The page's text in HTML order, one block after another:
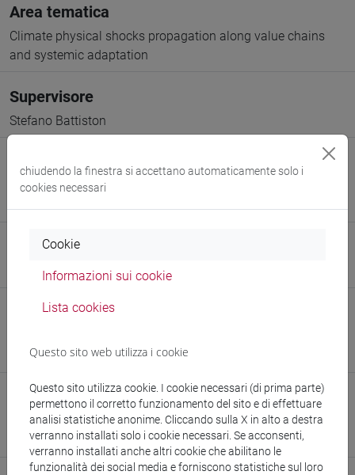
Area tematica
Climate physical shocks propagation along value chains
and systemic adaptation
Supervisore
Stefano Battiston
E-mail
giulio.bettio@unive.it
862495@stud.unive.it
Sito web
www.unive.it/persone/giulio.bettio
Struttura
Sito web struttura: https://www.unive.it/dais
Struttura
Dipartimento di Economia
Sito web struttura:https://www.unive.it/dip.economia
chiudendo la finestra si accettano automaticamente solo i
cookies necessari
Cookie
Informazioni sui cookie
Lista cookies
Questo sito web utilizza i cookie
Questo sito utilizza cookie. I cookie necessari (di prima parte)
permettono il corretto funzionamento del sito e di effettuare
analisi statistiche anonime. Cliccando sulla X in alto a destra
verranno installati solo i cookie necessari. Se acconsenti,
verranno installati anche altri cookie che abilitano le
funzionalità dei social media e forniscono statistiche sul loro